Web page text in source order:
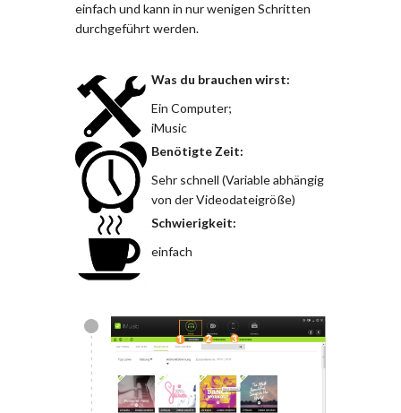
einfach und kann in nur wenigen Schritten
durchgeführt werden.
Was du brauchen wirst:
Ein Computer;
iMusic
Benötigte Zeit:
Sehr schnell (Variable abhängig
von der Videodateigröße)
Schwierigkeit:
einfach